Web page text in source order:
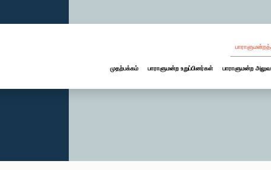
முதற்பக்கம் பாராளுமன்ற உறுப்பினர்கள் பாராளுமன்ற